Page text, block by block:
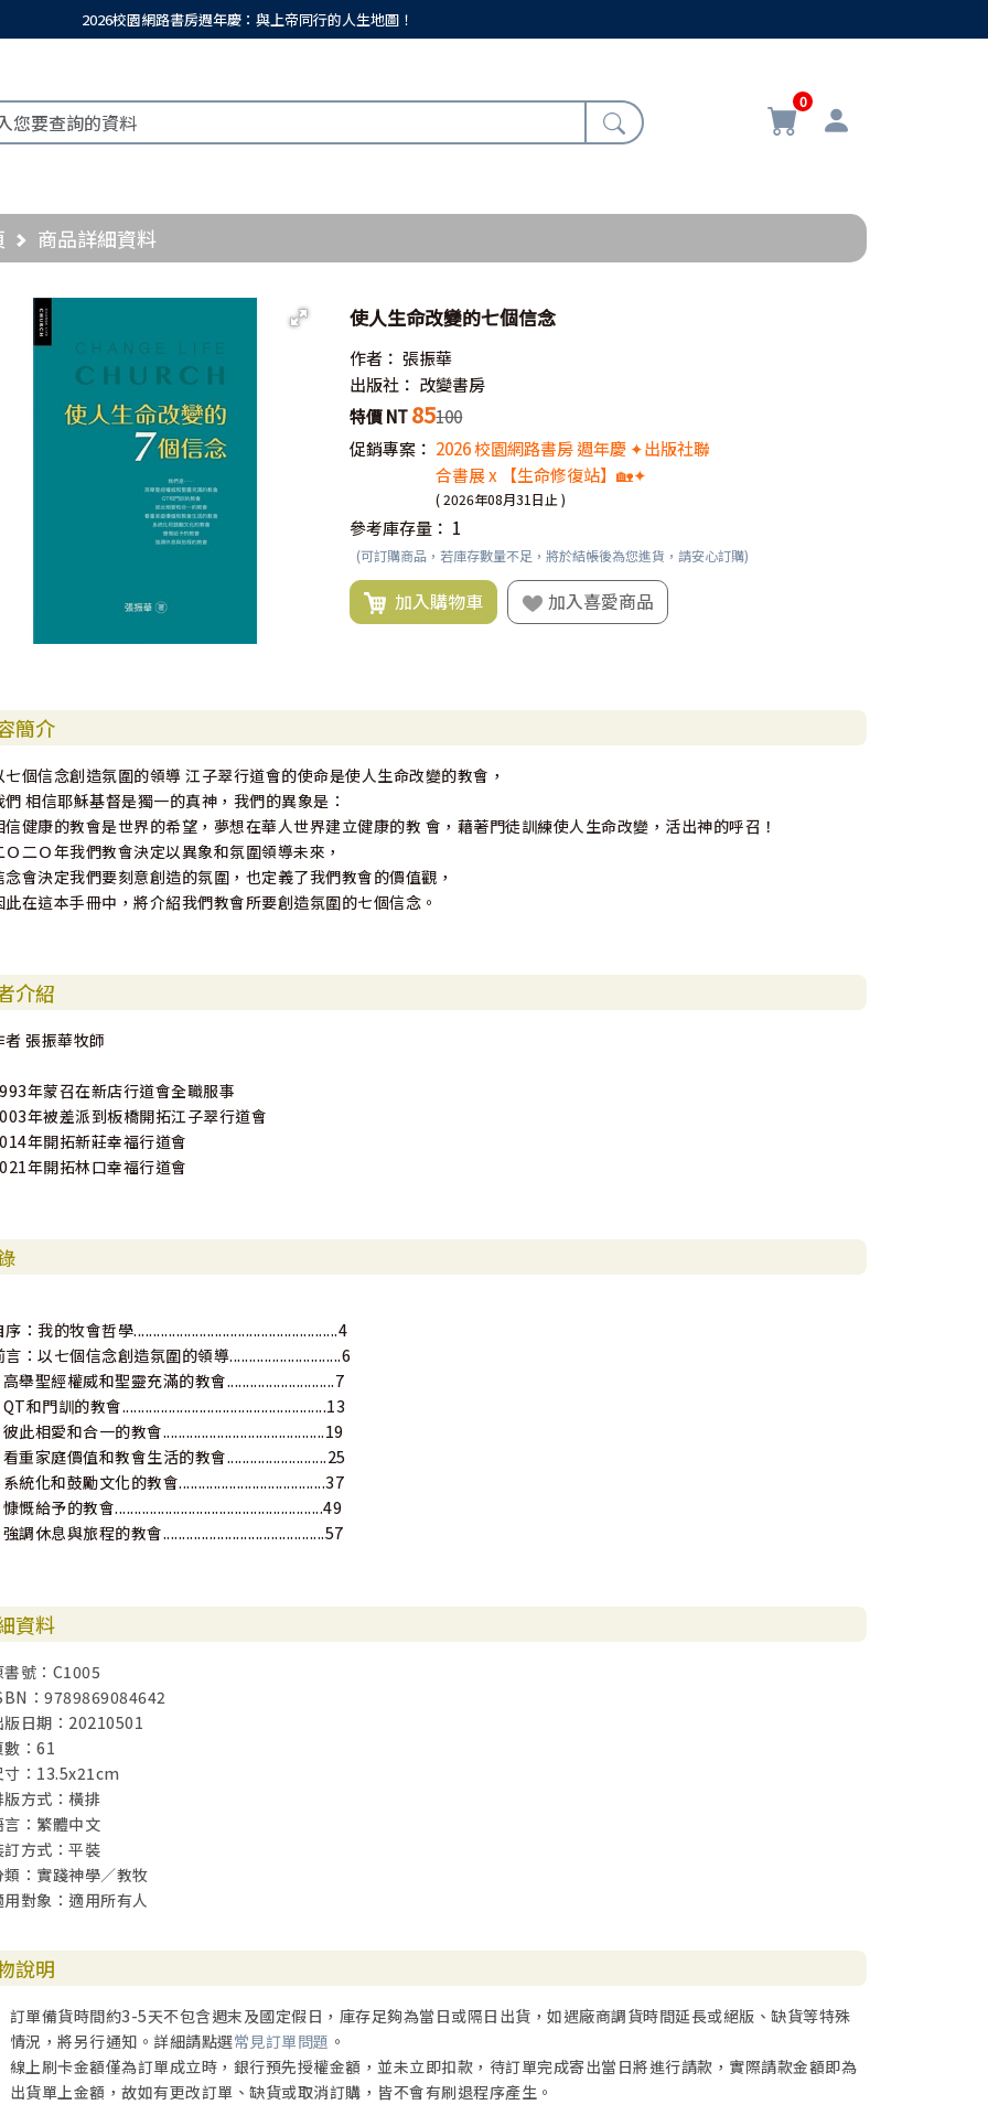
2026校園網路書房週年慶：與上帝同行的人生地圖！
0
商品詳細資料
使人生命改變的七個信念
作者： 張振華
出版社： 改變書房
特價 NT85100
促銷專案： 2026 校園網路書房 週年慶 ✦出版社聯
合書展 x 【生命修復站】🏡✦
( 2026年08月31日止 )
參考庫存量： 1
(可訂購商品，若庫存數量不足，將於結帳後為您進貨，請安心訂購)
加入購物車 加入喜愛商品
簡介
七個信念創造氛圍的領導 江子翠行道會的使命是使人生命改變的教會，
們 相信耶穌基督是獨一的真神，我們的異象是：
信健康的教會是世界的希望，夢想在華人世界建立健康的教 會，藉著門徒訓練使人生命改變，活出神的呼召！
Ｏ二Ｏ年我們教會決定以異象和氛圍領導未來，
念會決定我們要刻意創造的氛圍，也定義了我們教會的價值觀，
此在這本手冊中，將介紹我們教會所要創造氛圍的七個信念。
介紹
者 張振華牧師
年蒙召在新店行道會全職服事
年被差派到板橋開拓江子翠行道會
年開拓新莊幸福行道會
年開拓林口幸福行道會
序：我的牧會哲學.....................................................4
言：以七個信念創造氛圍的領導.............................6
舉聖經權威和聖靈充滿的教會............................7
和門訓的教會.....................................................13
此相愛和合一的教會..........................................19
重家庭價值和教會生活的教會..........................25
統化和鼓勵文化的教會......................................37
慨給予的教會......................................................49
調休息與旅程的教會..........................................57
資料
書號：C1005
：9789869084642
版日期：20210501
數：61
寸：13.5x21cm
版方式：橫排
言：繁體中文
訂方式：平裝
類：實踐神學／教牧
用對象：適用所有人
說明
訂單備貨時間約3-5天不包含週末及國定假日，庫存足夠為當日或隔日出貨，如遇廠商調貨時間延長或絕版、缺貨等特殊
情況，將另行通知。詳細請點選常見訂單問題 。
線上刷卡金額僅為訂單成立時，銀行預先授權金額，並未立即扣款，待訂單完成寄出當日將進行請款，實際請款金額即為
出貨單上金額，故如有更改訂單、缺貨或取消訂購，皆不會有刷退程序產生。